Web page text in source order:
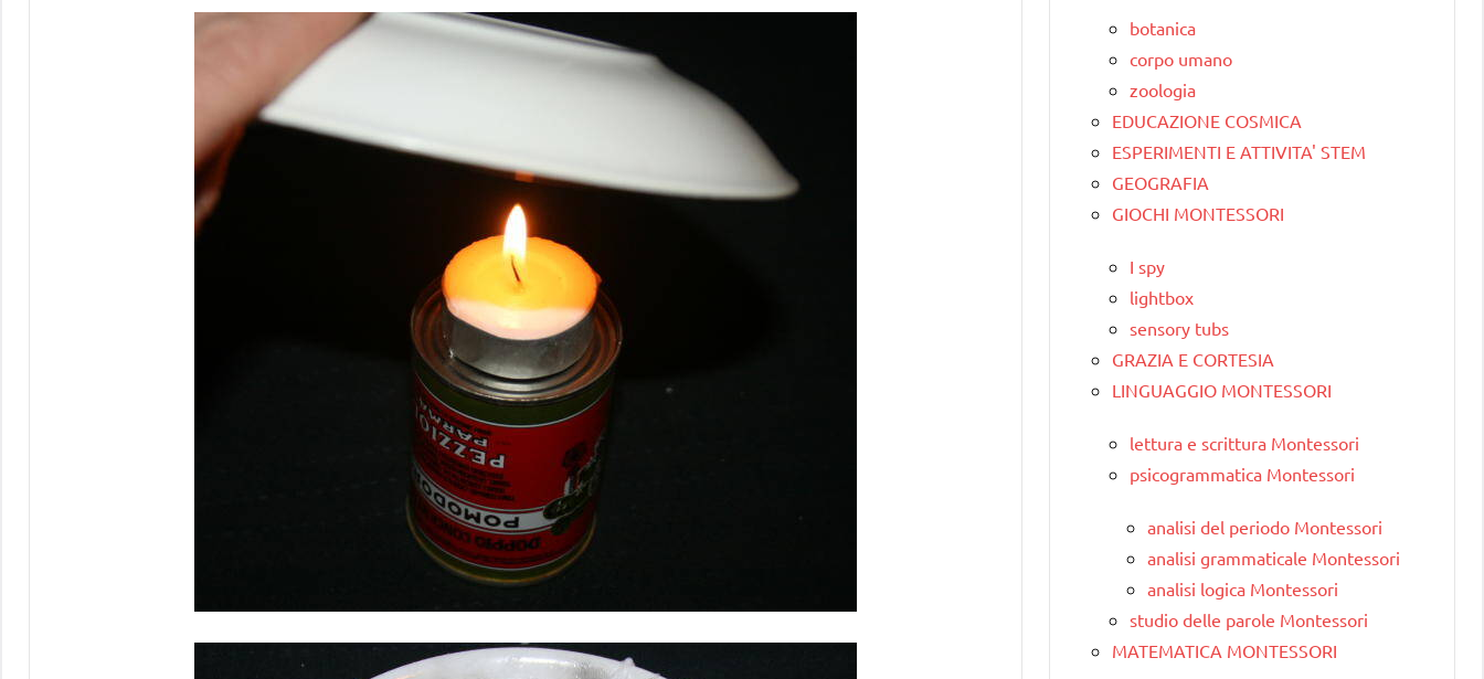
botanica
corpo umano
zoologia
EDUCAZIONE COSMICA
ESPERIMENTI E ATTIVITA' STEM
GEOGRAFIA
GIOCHI MONTESSORI
I spy
lightbox
sensory tubs
GRAZIA E CORTESIA
LINGUAGGIO MONTESSORI
lettura e scrittura Montessori
psicogrammatica Montessori
analisi del periodo Montessori
analisi grammaticale Montessori
analisi logica Montessori
studio delle parole Montessori
MATEMATICA MONTESSORI